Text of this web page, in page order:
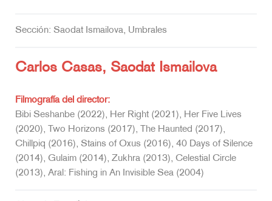
Sección: Saodat Ismailova, Umbrales
Carlos Casas, Saodat Ismailova
Filmografía del director:
Bibi Seshanbe (2022), Her Right (2021), Her Five Lives
(2020), Two Horizons (2017), The Haunted (2017),
Chillpiq (2016), Stains of Oxus (2016), 40 Days of Silence
(2014), Gulaim (2014), Zukhra (2013), Celestial Circle
(2013), Aral: Fishing in An Invisible Sea (2004)